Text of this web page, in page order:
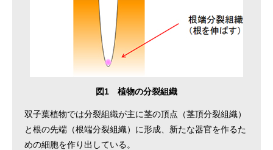
図1 植物の分裂組織
双子葉植物では分裂組織が主に茎の頂点（茎頂分裂組織）
と根の先端（根端分裂組織）に形成、新たな器官を作るた
めの細胞を作り出している。